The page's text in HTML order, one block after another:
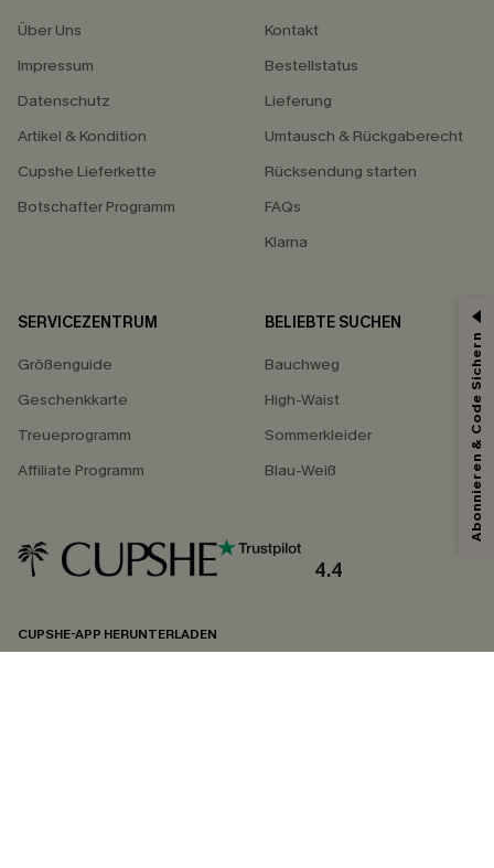
Über Uns
Impressum
Datenschutz
Artikel & Kondition
Cupshe Lieferkette
Botschafter Programm
Kontakt
Bestellstatus
Lieferung
Umtausch & Rückgaberecht
Rücksendung starten
FAQs
Klarna
SERVICEZENTRUM
Größenguide
Geschenkkarte
Treueprogramm
Affiliate Programm
BELIEBTE SUCHEN
Bauchweg
High-Waist
Sommerkleider
Blau-Weiß
4.4
CUPSHE-APP HERUNTERLADEN
Abonnieren & Code Sichern